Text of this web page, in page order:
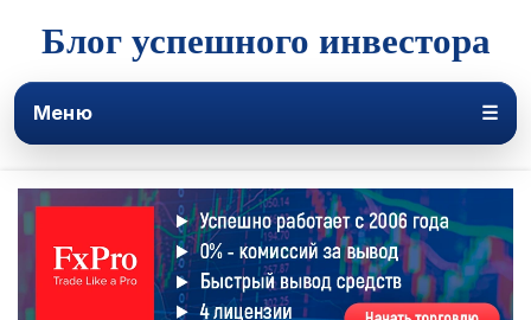
Блог успешного инвестора
Меню ☰